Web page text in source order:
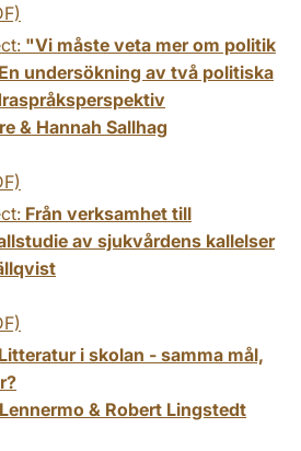
"Vi måste veta mer om politik
undersökning av två politiska
& Hannah Sallhag
Från verksamhet till
av sjukvårdens kallelser
Litteratur i skolan - samma mål,
& Robert Lingstedt